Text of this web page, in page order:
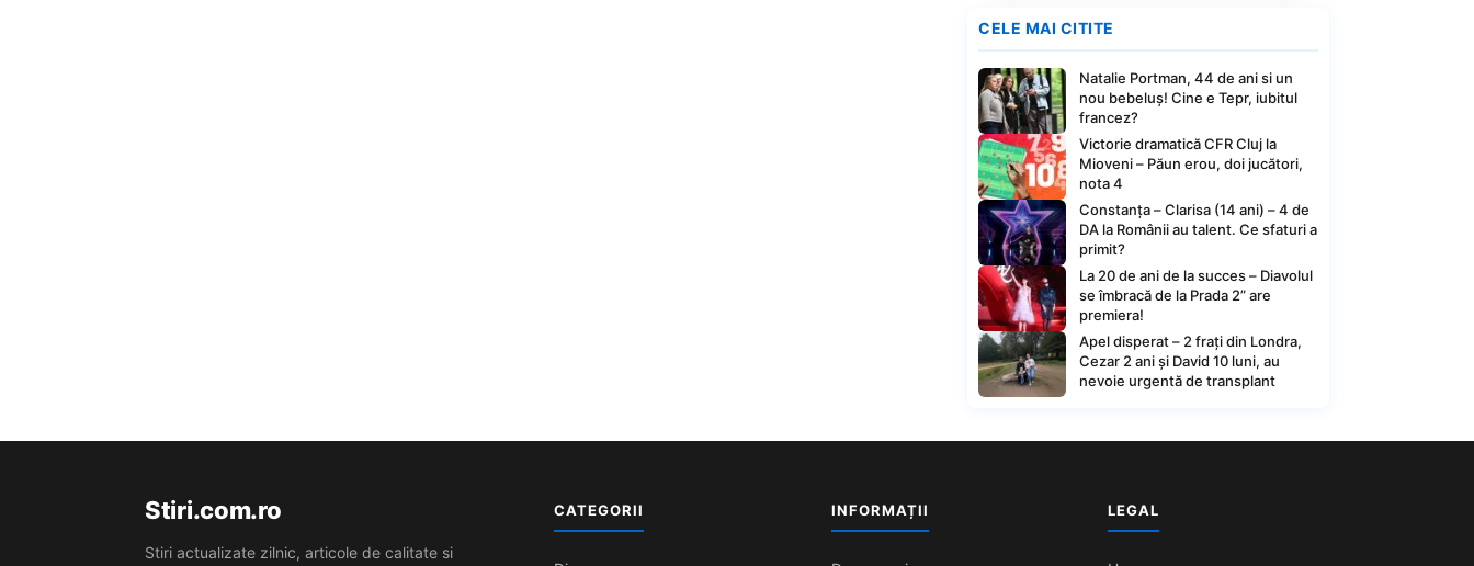
CELE MAI CITITE
Natalie Portman, 44 de ani si un
nou bebeluș! Cine e Tepr, iubitul
francez?
Victorie dramatică CFR Cluj la
Mioveni – Păun erou, doi jucători,
nota 4
Constanța – Clarisa (14 ani) – 4 de
DA la Românii au talent. Ce sfaturi a
primit?
La 20 de ani de la succes – Diavolul
se îmbracă de la Prada 2” are
premiera!
Apel disperat – 2 frați din Londra,
Cezar 2 ani și David 10 luni, au
nevoie urgentă de transplant
Stiri.com.ro
Stiri actualizate zilnic, articole de calitate si
CATEGORII INFORMAȚII LEGAL